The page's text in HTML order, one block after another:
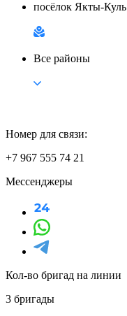
посёлок Якты-Куль
Все районы
Номер для связи:
+7 967 555 74 21
Мессенджеры
Кол-во бригад на линии
3 бригады